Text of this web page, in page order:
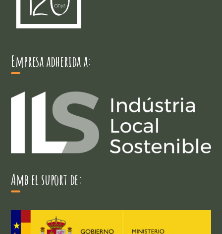
Empresa adherida a:
Amb el suport de: